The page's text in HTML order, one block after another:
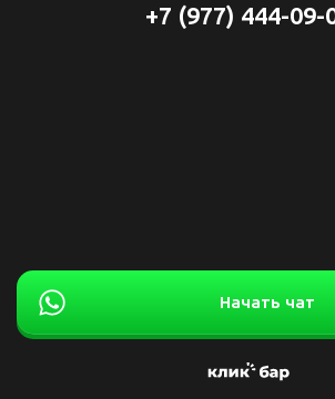
+7 (977) 444-09-
Начать чат